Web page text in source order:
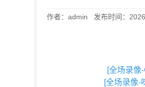
作者：admin 发布时间：
[全场录像
[全场录像-